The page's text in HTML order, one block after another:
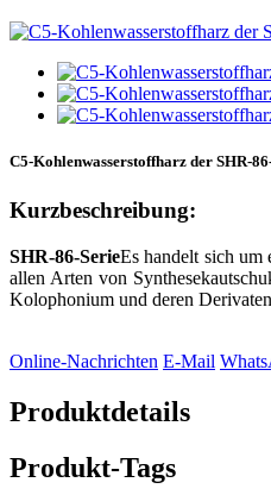
C5-Kohlenwasserstoffharz der SHR-
Kurzbeschreibung:
SHR-86-SerieEs handelt sich um
allen Arten von
Kolophonium und deren
Online-Nachrichten E-Mail
Produktdetails
Produkt-Tags